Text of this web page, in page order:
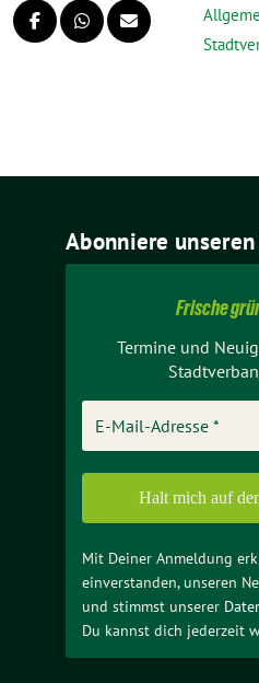
Abonniere
Frische
Termine und
Mit Deiner Anmeldung
einverstanden, unseren
und stimmst unserer
Du kannst dich jederzeit